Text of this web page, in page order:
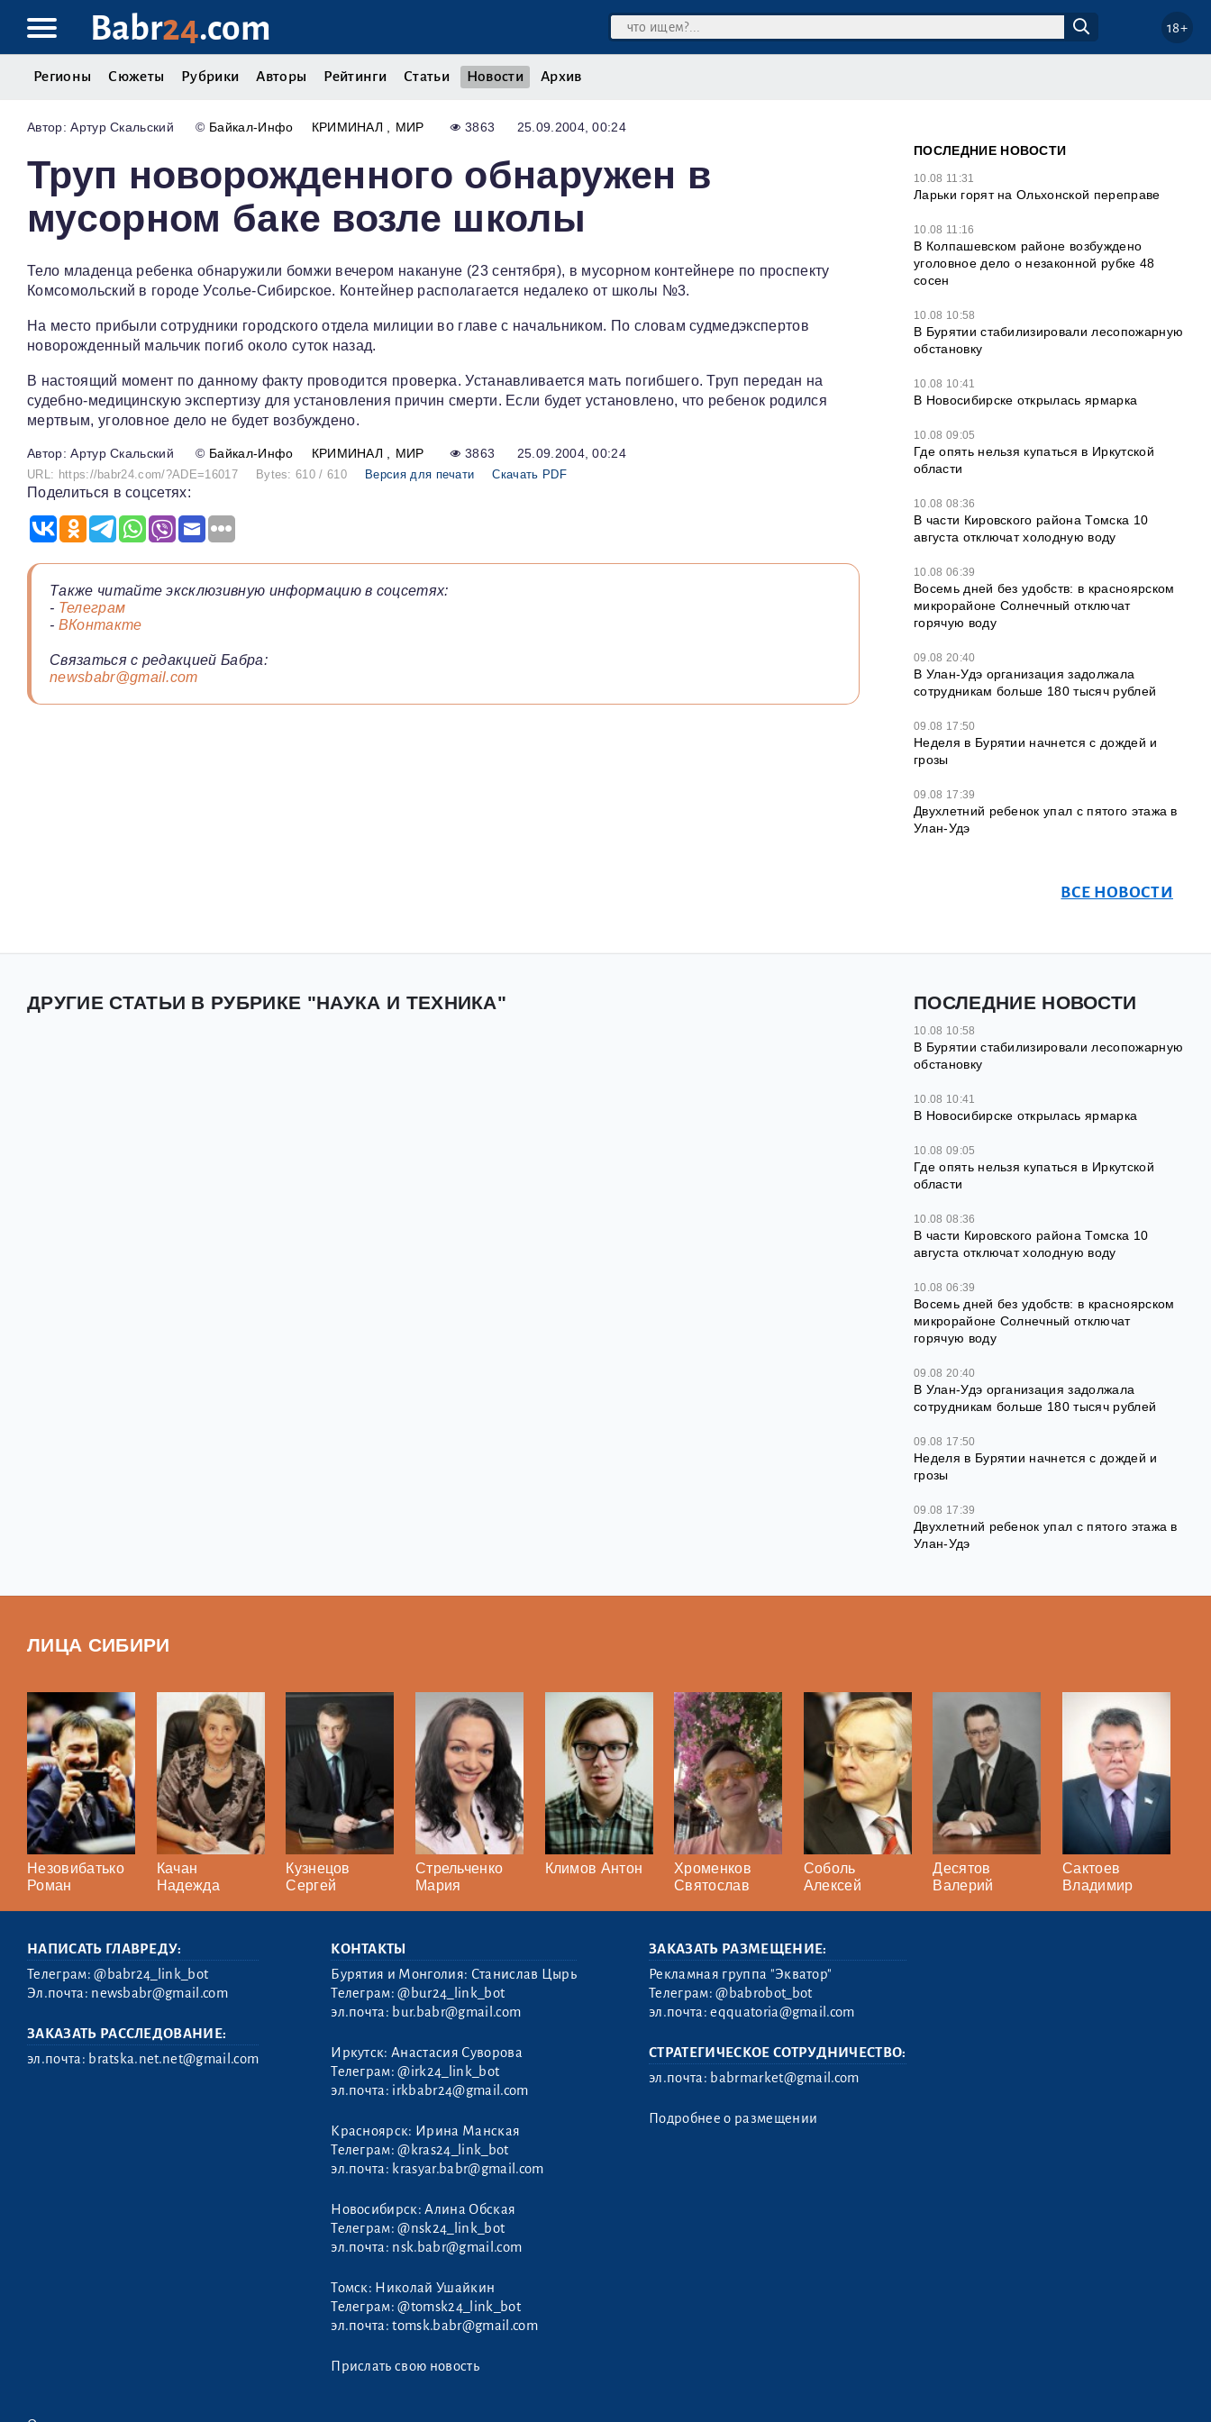
Babr24.com 18+
Регионы Сюжеты Рубрики Авторы Рейтинги Статьи Новости Архив
Артур Скальский © Байкал-Инфо КРИМИНАЛ МИР 3863 25.09.2004, 00:24
Труп новорожденного обнаружен в
мусорном баке возле школы
Тело младенца ребенка обнаружили бомжи вечером накануне (23 сентября), в мусорном контейнере по проспекту
Комсомольский в городе Усолье-Сибирское. Контейнер располагается недалеко от школы №3.
На место прибыли сотрудники городского отдела милиции во главе с начальником. По словам судмедэкспертов
новорожденный мальчик погиб около суток назад.
В настоящий момент по данному факту проводится проверка. Устанавливается мать погибшего. Труп передан на
судебно-медицинскую экспертизу для установления причин смерти. Если будет установлено, что ребенок родился
мертвым, уголовное дело не будет возбуждено.
Артур Скальский © Байкал-Инфо КРИМИНАЛ МИР 3863 25.09.2004, 00:24
URL: https://babr24.com/?ADE=16017 Bytes: 610 / 610 Версия для печати Скачать PDF
Поделиться в соцсетях:
Также читайте эксклюзивную информацию в соцсетях:
- Телеграм
- ВКонтакте
Связаться с редакцией Бабра:
newsbabr@gmail.com
ПОСЛЕДНИЕ НОВОСТИ
10.08 11:31
Ларьки горят на Ольхонской переправе
10.08 11:16
В Колпашевском районе возбуждено
уголовное дело о незаконной рубке 48
сосен
10.08 10:58
В Бурятии стабилизировали лесопожарную
обстановку
10.08 10:41
В Новосибирске открылась ярмарка
10.08 09:05
Где опять нельзя купаться в Иркутской
области
10.08 08:36
В части Кировского района Томска 10
августа отключат холодную воду
10.08 06:39
Восемь дней без удобств: в красноярском
микрорайоне Солнечный отключат
горячую воду
09.08 20:40
В Улан-Удэ организация задолжала
сотрудникам больше 180 тысяч рублей
09.08 17:50
Неделя в Бурятии начнется с дождей и
грозы
09.08 17:39
Двухлетний ребенок упал с пятого этажа в
Улан-Удэ
ВСЕ НОВОСТИ
ДРУГИЕ СТАТЬИ В РУБРИКЕ "НАУКА И ТЕХНИКА" ПОСЛЕДНИЕ НОВОСТИ
10.08 10:58
В Бурятии стабилизировали лесопожарную
обстановку
10.08 10:41
В Новосибирске открылась ярмарка
10.08 09:05
Где опять нельзя купаться в Иркутской
области
10.08 08:36
В части Кировского района Томска 10
августа отключат холодную воду
10.08 06:39
Восемь дней без удобств: в красноярском
микрорайоне Солнечный отключат
горячую воду
09.08 20:40
В Улан-Удэ организация задолжала
сотрудникам больше 180 тысяч рублей
09.08 17:50
Неделя в Бурятии начнется с дождей и
грозы
09.08 17:39
Двухлетний ребенок упал с пятого этажа в
Улан-Удэ
ЛИЦА СИБИРИ
Незовибатько
Роман
Качан
Надежда
Кузнецов
Сергей
Стрельченко
Мария
Климов Антон
Хроменков
Святослав
Соболь
Алексей
Десятов
Валерий
Сактоев
Владимир
НАПИСАТЬ ГЛАВРЕДУ:
Телеграм:@babr24_link_bot
Эл.почта: newsbabr@gmail.com
ЗАКАЗАТЬ РАССЛЕДОВАНИЕ:
эл.почта: bratska.net.net@gmail.com
КОНТАКТЫ
Бурятия и Монголия: Станислав Цырь
Телеграм:@bur24_link_bot
эл.почта: bur.babr@gmail.com
Иркутск: Анастасия Суворова
Телеграм:@irk24_link_bot
эл.почта: irkbabr24@gmail.com
Красноярск: Ирина Манская
Телеграм:@kras24_link_bot
эл.почта: krasyar.babr@gmail.com
Новосибирск: Алина Обская
Телеграм:@nsk24_link_bot
эл.почта: nsk.babr@gmail.com
Томск: Николай Ушайкин
Телеграм:@tomsk24_link_bot
эл.почта:tomsk.babr@gmail.com
Прислать свою новость
ЗАКАЗАТЬ РАЗМЕЩЕНИЕ:
Рекламная группа "Экватор"
Телеграм:@babrobot_bot
эл.почта:eqquatoria@gmail.com
СТРАТЕГИЧЕСКОЕ СОТРУДНИЧЕСТВО:
эл.почта: babrmarket@gmail.com
Подробнее о размещении